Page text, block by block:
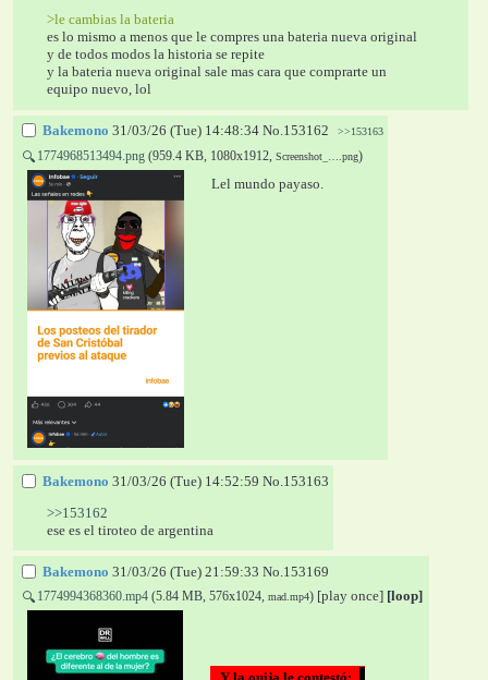
>le cambias la bateria
es lo mismo a menos que le compres una bateria nueva original
y de todos modos la historia se repite
y la bateria nueva original sale mas cara que comprarte un
equipo nuevo, lol
Bakemono 31/03/26 (Tue) 14:48:34 No.153162 >>153163
🔍 1774968513494.png (959.4 KB, 1080x1912, Screenshot_….png)
Lel mundo payaso.
Bakemono 31/03/26 (Tue) 14:52:59 No. 153163
>>153162
ese es el tiroteo de argentina
Bakemono 31/03/26 (Tue) 21:59:33 No. 153169
🔍 1774994368360.mp4 (5.84 MB, 576x1024, mad.mp4) [play once] [loop]